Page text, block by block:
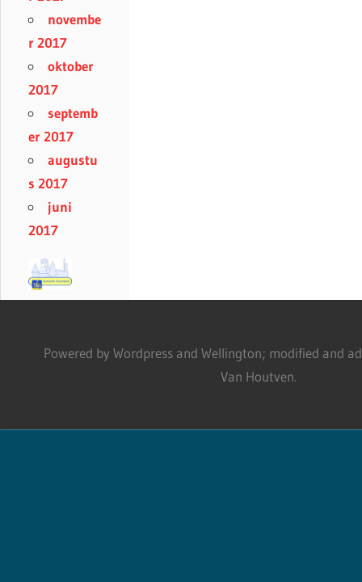
novembe
r 2017
oktober
2017
septemb
er 2017
augustu
s 2017
juni
2017
Powered by Wordpress and Wellington; modified and
Van Houtven.